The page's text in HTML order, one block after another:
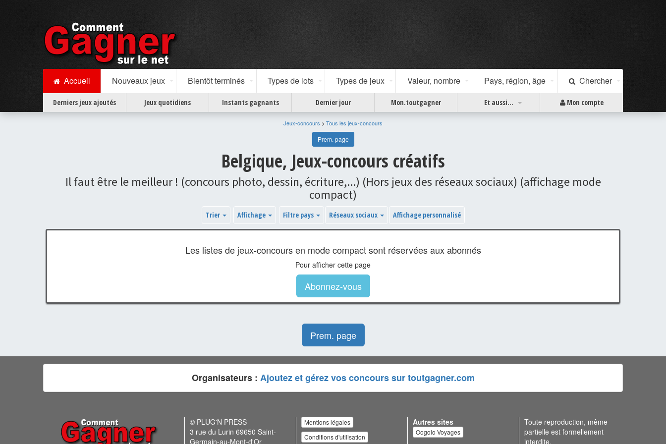
Accueil Nouveaux jeux Bientôt terminés Types de lots Types de jeux Valeur, nombre Pays, région, âge Chercher
Derniers jeux ajoutés Jeux quotidiens Instants gagnants Dernier jour Mon.toutgagner Et aussi... Mon compte
Jeux-concours > Tous les jeux-concours
Prem. page
Belgique, Jeux-concours créatifs
Il faut être le meilleur ! (concours photo, dessin, écriture,...) (Hors jeux des réseaux sociaux) (affichage mode
compact)
Trier Affichage Filtre pays Réseaux sociaux Affichage personnalisé
Les listes de jeux-concours en mode compact sont réservées aux abonnés
Pour afficher cette page
Abonnez-vous
Prem. page
Organisateurs : Ajoutez et gérez vos concours sur toutgagner.com
© PLUG'N PRESS
3 rue du Lurin 69650 Saint-
Germain-au-Mont-d'Or
Mentions légales
Conditions d'utilisation
Autres sites
Oogolo Voyages
Toute reproduction, même
partielle est formellement
interdite.